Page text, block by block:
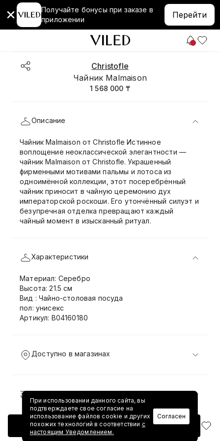
Получайте бонусы при заказе в
приложении
Перейти
Christofle
Чайник Malmaison
1 568 000 ₸
Добавить в корзину
Описание
Чайник Malmaison от Christofle Истинное
воплощение неоклассической элегантности —
чайник Malmaison от Christofle. Украшенный
фирменными мотивами пальмы и лотоса из
одноимённой коллекции, этот посеребрённый
чайник приносит в чайную церемонию дух
императорской роскоши. Его утончённый силуэт и
безупречная отделка превращают каждый
чайный момент в изысканный ритуал.
Характеристики
Материал: Серебро
Высота: 21.5 см
Вид : Чайно-столовая посуда
пол: унисекс
Артикул: B04160180
Доступно в магазинах
Доставка и возврат
При использовании данного сайта, вы
подтверждаете свое согласие на
использование файлов cookie и других
похожих технологий в соответствии с
настоящим Уведомлением.
Согласен